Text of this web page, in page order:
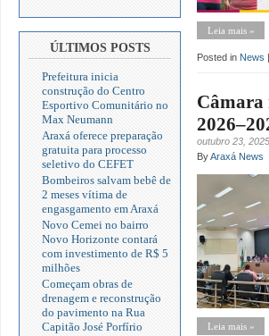
ÚLTIMOS POSTS
Prefeitura inicia
construção do Centro
Esportivo Comunitário no
Max Neumann
Araxá oferece preparação
gratuita para processo
seletivo do CEFET
Bombeiros salvam bebê de
2 meses vítima de
engasgamento em Araxá
Novo Cemei no bairro
Novo Horizonte contará
com investimento de R$ 5
milhões
Começam obras de
drenagem e reconstrução
do pavimento na Rua
Capitão José Porfírio
Leia mais »
Posted in News
Câmara
outubro 23, 2025
ByAraxá News
Leia mais »